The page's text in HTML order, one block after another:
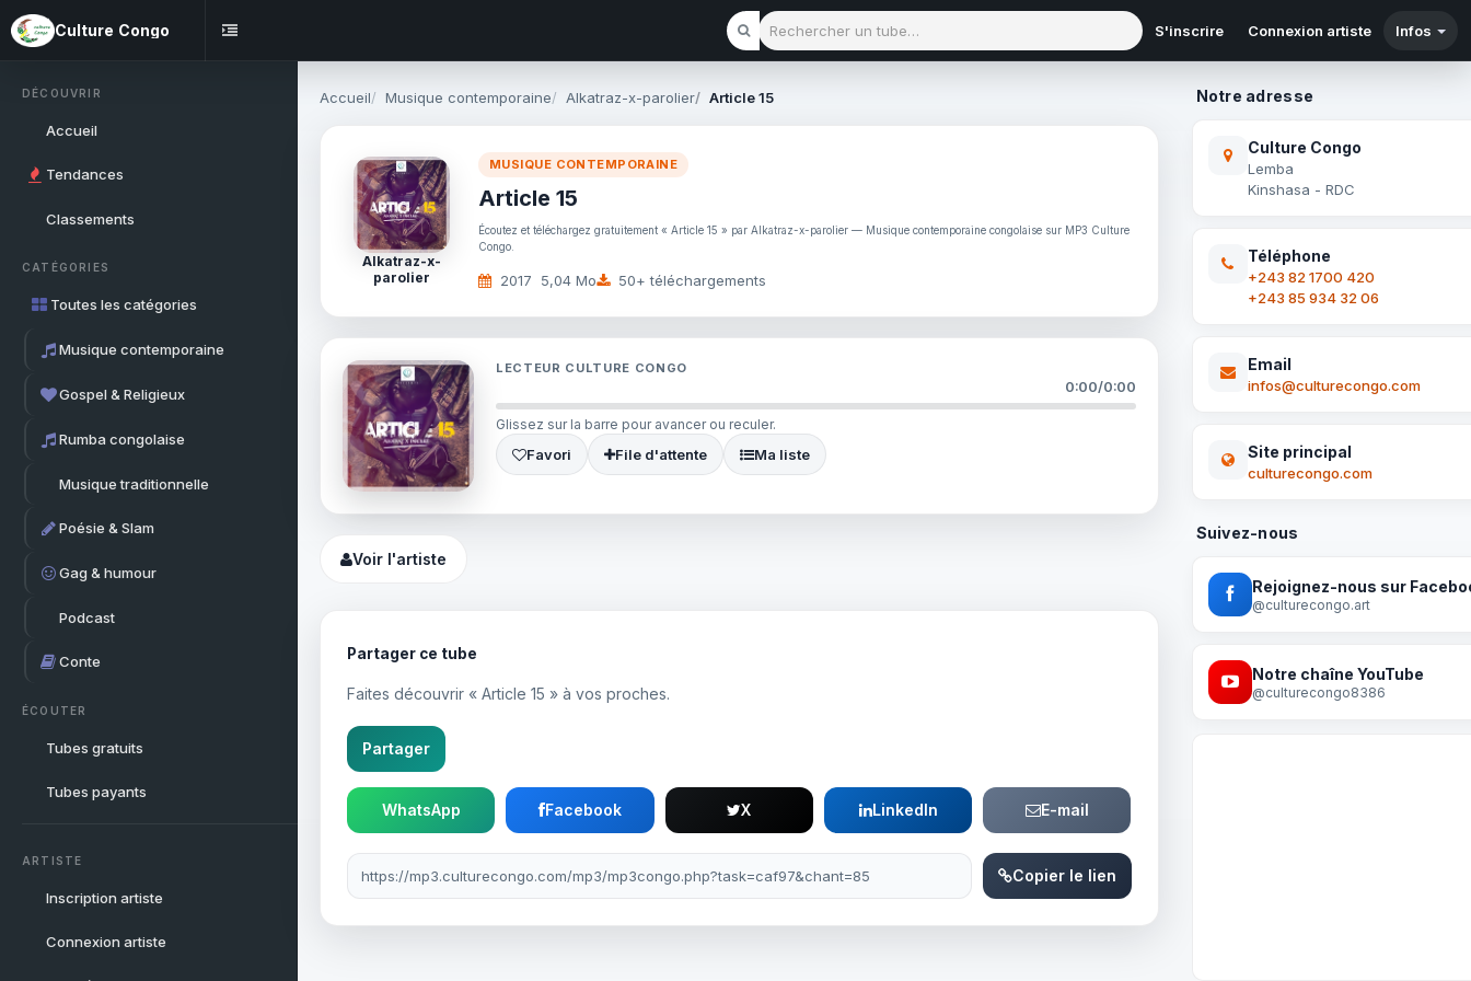
Culture Congo
Rechercher un tube
S'inscrire Connexion artiste Infos
DÉCOUVRIR
Accueil
Tendances
Classements
CATÉGORIES
Toutes les catégories
Musique contemporaine
Gospel & Religieux
Rumba congolaise
Musique traditionnelle
Poésie & Slam
Gag & humour
Podcast
Conte
ÉCOUTER
Tubes gratuits
Tubes payants
ARTISTE
Inscription artiste
Connexion artiste
Accueil Musique contemporaine Alkatraz-x-parolier Article 15
Alkatraz-x-
parolier
MUSIQUE CONTEMPORAINE
Article 15
Écoutez et téléchargez gratuitement « Article 15 » par Alkatraz-x-parolier — Musique contemporaine congolaise sur MP3 Culture
Congo.
2017 5,04 Mo 50+ téléchargements
LECTEUR CULTURE CONGO
0:00/0:00
Glissez sur la barre pour avancer ou reculer.
Favori File d'attente Ma liste
Voir l'artiste
Partager ce tube
Faites découvrir « Article 15 » à vos proches.
Partager
WhatsApp Facebook X LinkedIn E-mail
Lien à partager
Copier le lien
Notre adresse
Culture Congo
Lemba
Kinshasa - RDC
Téléphone
+243 82 1700 420
+243 85 934 32 06
Email
infos@culturecongo.com
Site principal
culturecongo.com
Suivez-nous
Rejoignez-nous sur
@culturecongo.art
Notre chaîne YouTube
@culturecongo8386